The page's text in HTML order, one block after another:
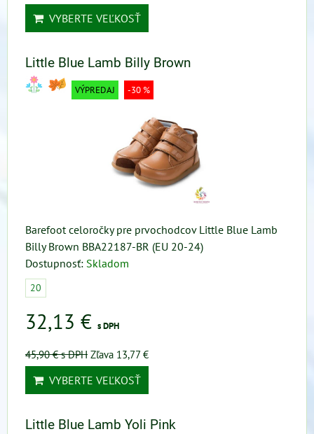
VYBERTE VEĽKOSŤ
Little Blue Lamb Billy Brown
VÝPREDAJ -30 %
Barefoot celoročky pre prvochodcov Little Blue Lamb
Billy Brown BBA22187-BR (EU 20-24)
Dostupnosť: Skladom
20
32,13 € s DPH
45,90 €s DPH Zľava 13,77 €
VYBERTE VEĽKOSŤ
Little Blue Lamb Yoli Pink